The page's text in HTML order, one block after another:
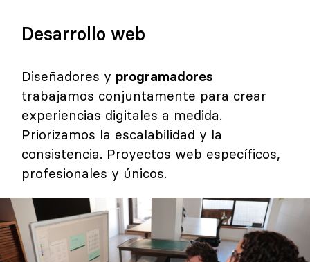
Desarrollo web
Diseñadores y programadores
trabajamos conjuntamente para crear
experiencias digitales a medida.
Priorizamos la escalabilidad y la
consistencia. Proyectos web específicos,
profesionales y únicos.